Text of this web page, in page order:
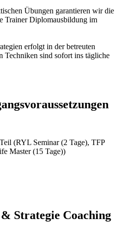
Übungen garantieren wir die
Trainer Diplomausbildung im
erfolgt in der betreuten
Techniken sind sofort ins tägliche
(RYL Seminar (2 Tage), TFP
Master (15 Tage))
Strategie Coaching